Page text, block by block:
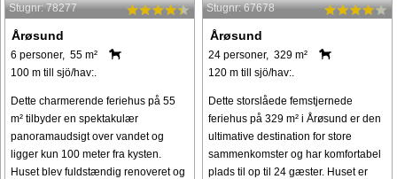
Stugnr: 78277
Årøsund
6 personer, 55 m²
100 m till sjö/hav:.
Dette charmerende feriehus på 55
m² tilbyder en spektakulær
panoramaudsigt over vandet og
ligger kun 100 meter fra kysten.
Huset blev fuldstændig renoveret og
Stugnr: 67678
Årøsund
24 personer, 329 m²
120 m till sjö/hav:.
Dette storslåede femstjernede
feriehus på 329 m² i Årøsund er den
ultimative destination for store
sammenkomster og har komfortabel
plads til op til 24 gæster. Huset er